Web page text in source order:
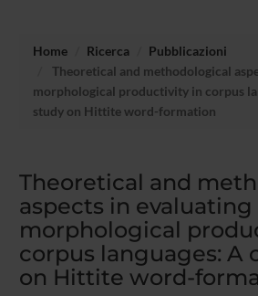
Home Ricerca
Pubblicazioni
Theoretical and methodological
morphological productivity in corpus
study on Hittite word-formation
Theoretical and
aspects in evaluating
morphological
corpus languages: A
on Hittite word-